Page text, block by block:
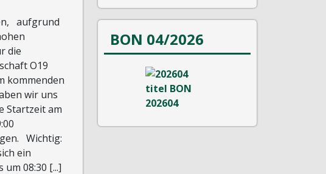
aufgrund
die
O19
kommenden
wir uns
Startzeit am
Wichtig:
ein
um 08:30 [...]
BON 04/2026